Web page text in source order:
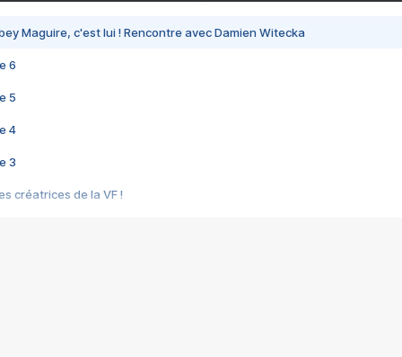
Maguire, c'est lui ! Rencontre avec Damien Witecka
6
5
4
3
créatrices de la VF !